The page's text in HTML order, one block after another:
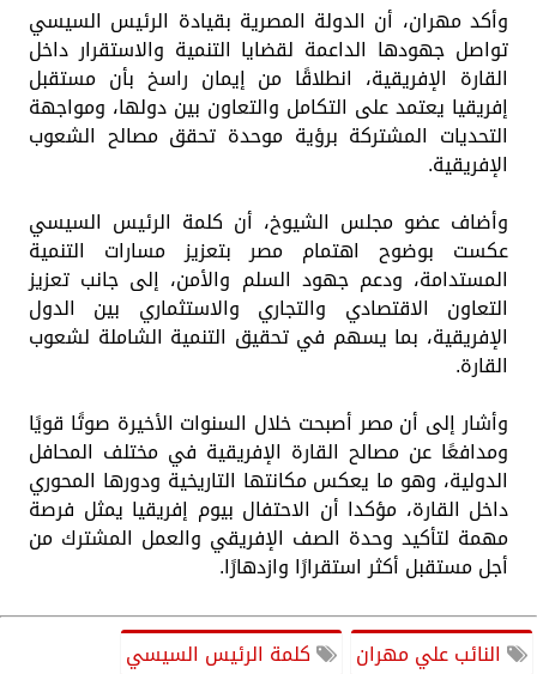
وأكد مهران، أن الدولة المصرية بقيادة الرئيس السيسي
تواصل جهودها الداعمة لقضايا التنمية والاستقرار داخل
القارة الإفريقية، انطلاقًا من إيمان راسخ بأن مستقبل
إفريقيا يعتمد على التكامل والتعاون بين دولها، ومواجهة
التحديات المشتركة برؤية موحدة تحقق مصالح الشعوب
الإفريقية.
وأضاف عضو مجلس الشيوخ، أن كلمة الرئيس السيسي
عكست بوضوح اهتمام مصر بتعزيز مسارات التنمية
المستدامة، ودعم جهود السلم والأمن، إلى جانب تعزيز
التعاون الاقتصادي والتجاري والاستثماري بين الدول
الإفريقية، بما يسهم في تحقيق التنمية الشاملة لشعوب
القارة.
وأشار إلى أن مصر أصبحت خلال السنوات الأخيرة صوتًا قويًا
ومدافعًا عن مصالح القارة الإفريقية في مختلف المحافل
الدولية، وهو ما يعكس مكانتها التاريخية ودورها المحوري
داخل القارة، مؤكدا أن الاحتفال بيوم إفريقيا يمثل فرصة
مهمة لتأكيد وحدة الصف الإفريقي والعمل المشترك من
أجل مستقبل أكثر استقرارًا وازدهارًا.
النائب علي مهران
كلمة الرئيس السيسي